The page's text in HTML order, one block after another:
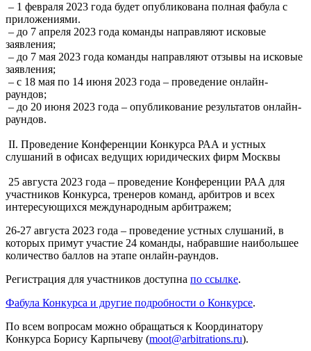
– 1 февраля 2023 года будет опубликована полная фабула с
приложениями.
– до 7 апреля 2023 года команды направляют исковые
заявления;
– до 7 мая 2023 года команды направляют отзывы на исковые
заявления;
– с 18 мая по 14 июня 2023 года – проведение онлайн-
раундов;
– до 20 июня 2023 года – опубликование результатов онлайн-
раундов.
II. Проведение Конференции Конкурса РАА и устных
слушаний в офисах ведущих юридических фирм Москвы
25 августа 2023 года – проведение Конференции РАА для
участников Конкурса, тренеров команд, арбитров и всех
интересующихся международным арбитражем;
26-27 августа 2023 года – проведение устных слушаний, в
которых примут участие 24 команды, набравшие наибольшее
количество баллов на этапе онлайн-раундов.
Регистрация для участников доступна по ссылке.
Фабула Конкурса и другие подробности о Конкурсе.
По всем вопросам можно обращаться к Координатору
Конкурса Борису Карпычеву (moot@arbitrations.ru).